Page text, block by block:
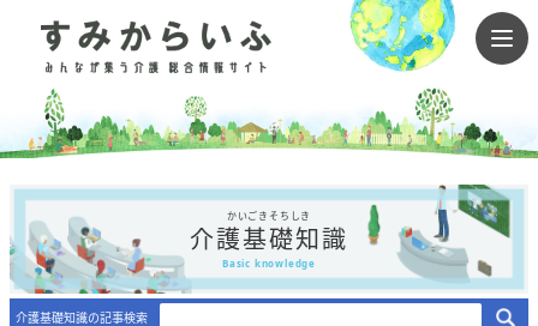
かいごきそちしき
介護基礎知識
Basic knowledge
介護基礎知識の記事検索